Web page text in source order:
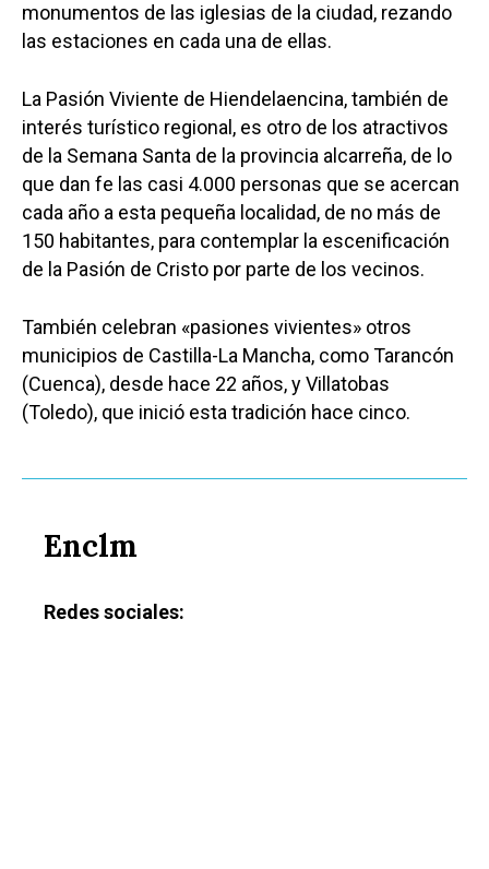
monumentos de las iglesias de la ciudad, rezando
las estaciones en cada una de ellas.
La Pasión Viviente de Hiendelaencina, también de
interés turístico regional, es otro de los atractivos
de la Semana Santa de la provincia alcarreña, de lo
que dan fe las casi 4.000 personas que se acercan
cada año a esta pequeña localidad, de no más de
150 habitantes, para contemplar la escenificación
de la Pasión de Cristo por parte de los vecinos.
También celebran «pasiones vivientes» otros
municipios de Castilla-La Mancha, como Tarancón
(Cuenca), desde hace 22 años, y Villatobas
(Toledo), que inició esta tradición hace cinco.
Enclm
Redes sociales: